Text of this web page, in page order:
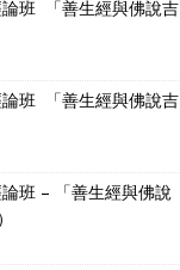
班 「善生經與佛說吉
班 「善生經與佛說吉
班 – 「善生經與佛說